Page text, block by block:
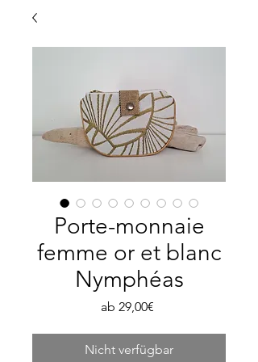
Porte-monnaie
femme or et blanc
Nymphéas
ab 29,00€Sale-
Nicht verfügbar